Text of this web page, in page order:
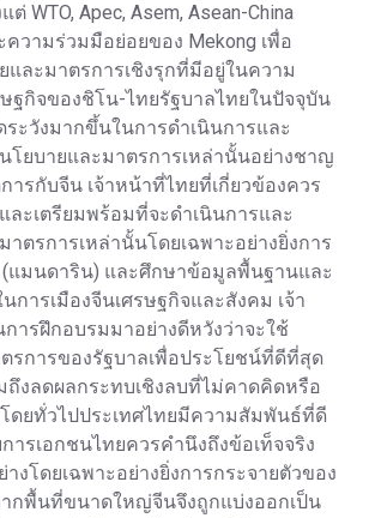
WTO, Apec, Asem, Asean-China
ความร่วมมือย่อยของ Mekong เพื่อ
และมาตรการเชิงรุกที่มีอยู่ในความ
ฐกิจของชิโน-ไทยรัฐบาลไทยในปัจจุบัน
ระวังมากขึ้นในการดำเนินการและ
โยบายและมาตรการเหล่านั้นอย่างชาญ
ารกับจีน เจ้าหน้าที่ไทยที่เกี่ยวข้องควร
ละเตรียมพร้อมที่จะดำเนินการและ
าตรการเหล่านั้นโดยเฉพาะอย่างยิ่งการ
(แมนดาริน) และศึกษาข้อมูลพื้นฐานและ
การเมืองจีนเศรษฐกิจและสังคม เจ้า
ารฝึกอบรมมาอย่างดีหวังว่าจะใช้
รการของรัฐบาลเพื่อประโยชน์ที่ดีที่สุด
ถึงลดผลกระทบเชิงลบที่ไม่คาดคิดหรือ
ดยทั่วไปประเทศไทยมีความสัมพันธ์ที่ดี
ารเอกชนไทยควรคำนึงถึงข้อเท็จจริง
งโดยเฉพาะอย่างยิ่งการกระจายตัวของ
ากพื้นที่ขนาดใหญ่จีนจึงถูกแบ่งออกเป็น